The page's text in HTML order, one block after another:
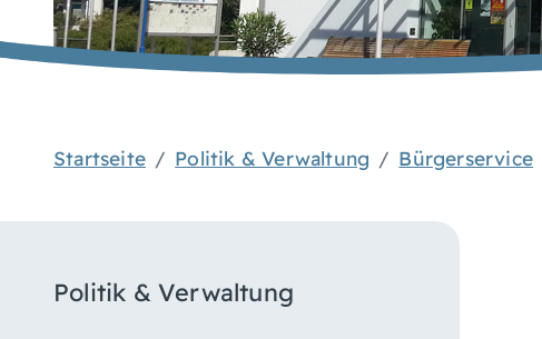
Startseite Politik & Verwaltung Bürgerservice
Politik & Verwaltung